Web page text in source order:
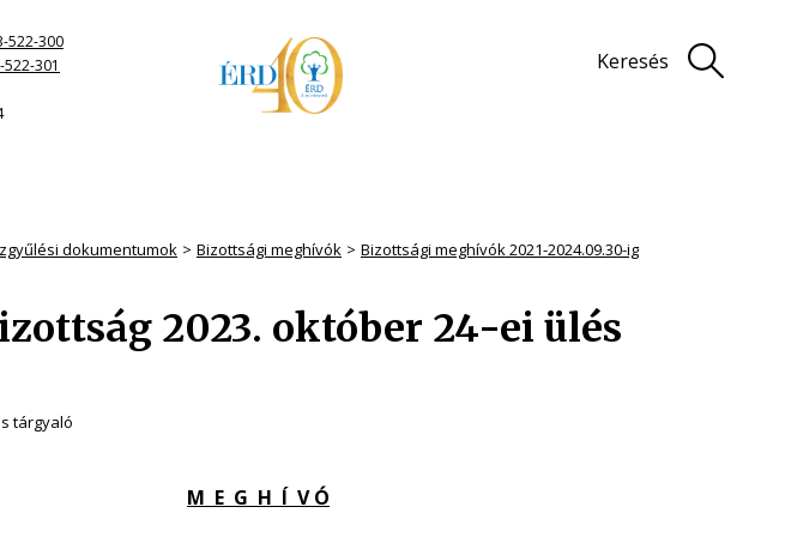
522-300
522-301
Keresés
dokumentumok Bizottsági meghívók
Bizottsági meghívók 2021-2024.09.30-ig
2023. október 24-ei ülés
tárgyaló
M E G H Í V Ó